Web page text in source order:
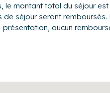
(160x200)
pour profiter des belles
le montant total du séjour est
séjour seront remboursés.
aucun